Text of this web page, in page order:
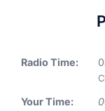
Radio Time:
Your Time: